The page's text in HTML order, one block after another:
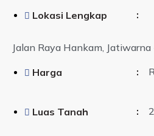
Lokasi Lengkap :
Jalan Raya Hankam, Jatiwarna
Harga :
Luas Tanah :